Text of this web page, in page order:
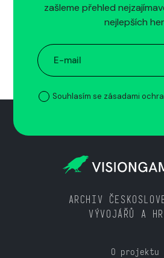
zašleme přehled
nejlepších
Souhlasím se zásadami
ARCHIV
VÝVOJÁŘŮ A
O projektu